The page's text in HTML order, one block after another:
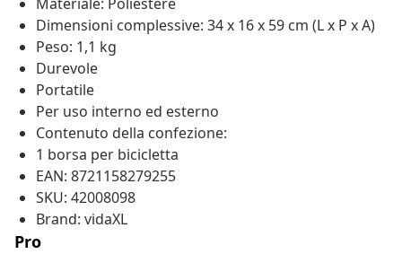
Dimensioni complessive: 34 x 16 x 59 cm (L x P x A)
Peso: 1,1 kg
Durevole
Portatile
Per uso interno ed esterno
Contenuto della confezione:
1 borsa per bicicletta
EAN: 8721158279255
SKU: 42008098
Brand: vidaXL
Pro